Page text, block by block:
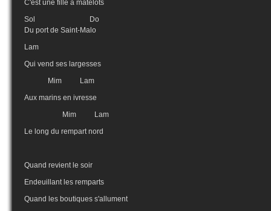
C'est une fille à matelots
Sol Do
Du port de Saint-Malo
Lam
Qui vend ses largesses
Mim Lam
Aux marins en ivresse
Mim Lam
Le long du rempart nord
Quand revient le soir
Endeuillant les remparts
Quand les boutiques s'allument